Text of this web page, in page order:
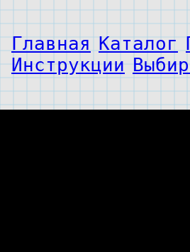
Главная Каталог
Инструкции